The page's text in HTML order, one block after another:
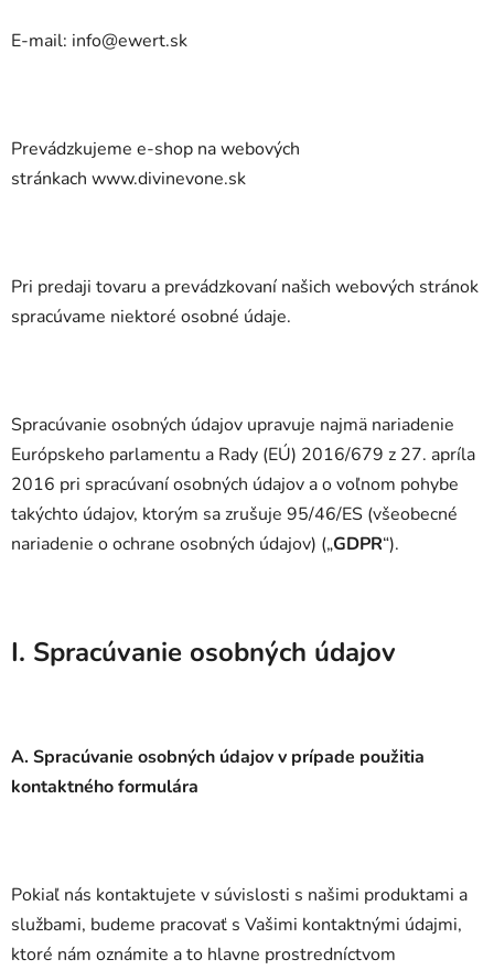
E-mail: info@ewert.sk
Prevádzkujeme e-shop na webových
stránkach www.divinevone.sk
Pri predaji tovaru a prevádzkovaní našich webových stránok
spracúvame niektoré osobné údaje.
Spracúvanie osobných údajov upravuje najmä nariadenie
Európskeho parlamentu a Rady (EÚ) 2016/679 z 27. apríla
2016 pri spracúvaní osobných údajov a o voľnom pohybe
takýchto údajov, ktorým sa zrušuje 95/46/ES (všeobecné
nariadenie o ochrane osobných údajov) („GDPR“).
I. Spracúvanie osobných údajov
A. Spracúvanie osobných údajov v prípade použitia
kontaktného formulára
Pokiaľ nás kontaktujete v súvislosti s našimi produktami a
službami, budeme pracovať s Vašimi kontaktnými údajmi,
ktoré nám oznámite a to hlavne prostredníctvom